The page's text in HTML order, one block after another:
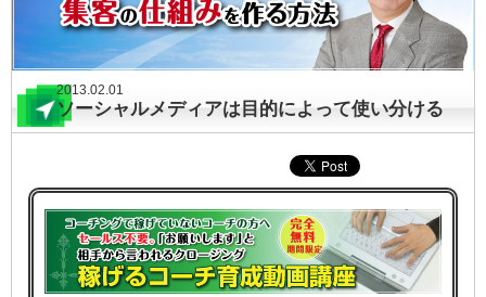
2013.02.01
ソーシャルメディアは目的によって使い分ける